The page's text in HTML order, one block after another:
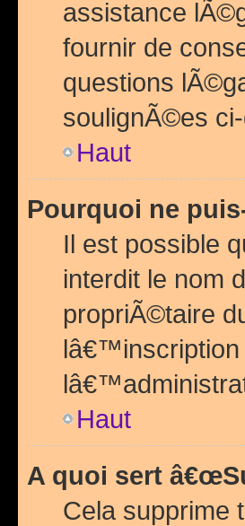
assistance
fournir de
questions
soulignÃ©es
Haut
Pourquoi ne
Il est possible
interdit le nom
propriÃ©taire
lâ€™inscription
Haut
A quoi sert
Cela supprime